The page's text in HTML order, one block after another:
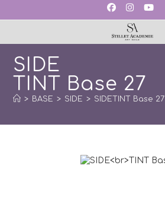
SIDE
TINT Base 27
> BASE > SIDE > SIDETINT Base 27